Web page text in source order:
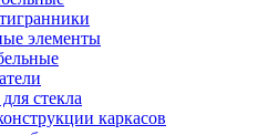
элементы
стекла
каркасов